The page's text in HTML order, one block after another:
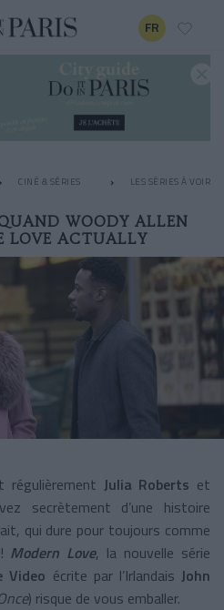
FR
CINÉ & SÉRIES LES SÉRIES À VOIR
WOODY ALLEN
LOVE ACTUALLY
régulièrement Julia Roberts et
secrètement d’une histoire
qui dure pour toujours comme
Modern Love, la nouvelle série
Video écrite par l’Irlandais John
) risque de vous emballer.